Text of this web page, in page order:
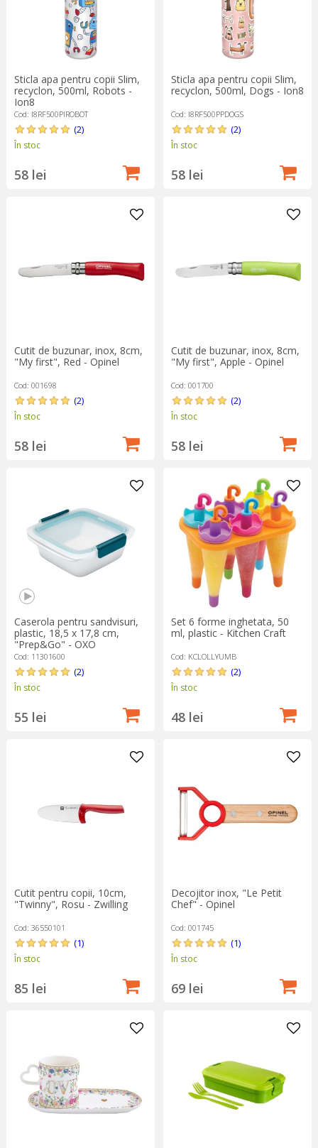
Sticla apa pentru copii Slim,
recyclon, 500ml, Robots -
Ion8
Cod: I8RF500PIROBOT
(2)
În stoc
58 lei
Sticla apa pentru copii Slim,
recyclon, 500ml, Dogs - Ion8
Cod: I8RF500PPDOGS
(2)
În stoc
58 lei
Cutit de buzunar, inox, 8cm,
"My first", Red - Opinel
Cod: 001698
(2)
În stoc
58 lei
Cutit de buzunar, inox, 8cm,
"My first", Apple - Opinel
Cod: 001700
(2)
În stoc
58 lei
Caserola pentru sandvisuri,
plastic, 18,5 x 17,8 cm,
"Prep&Go" - OXO
Cod: 11301600
(2)
În stoc
55 lei
Set 6 forme inghetata, 50
ml, plastic - Kitchen Craft
Cod: KCLOLLYUMB
(2)
În stoc
48 lei
Cutit pentru copii, 10cm,
"Twinny", Rosu - Zwilling
Cod: 36550101
(1)
În stoc
85 lei
Decojitor inox, "Le Petit
Chef" - Opinel
Cod: 001745
(1)
În stoc
69 lei